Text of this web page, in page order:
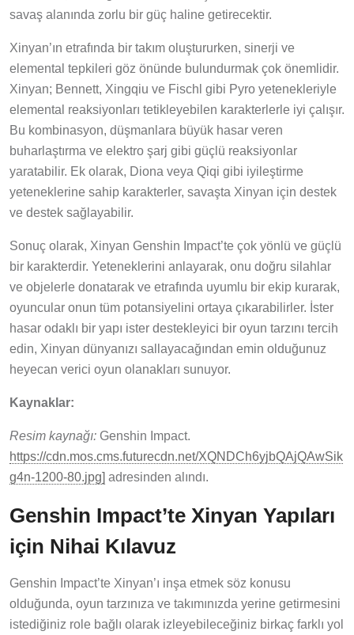
savaş alanında zorlu bir güç haline getirecektir.
Xinyan’ın etrafında bir takım oluştururken, sinerji ve
elemental tepkileri göz önünde bulundurmak çok önemlidir.
Xinyan; Bennett, Xingqiu ve Fischl gibi Pyro yetenekleriyle
elemental reaksiyonları tetikleyebilen karakterlerle iyi çalışır.
Bu kombinasyon, düşmanlara büyük hasar veren
buharlaştırma ve elektro şarj gibi güçlü reaksiyonlar
yaratabilir. Ek olarak, Diona veya Qiqi gibi iyileştirme
yeteneklerine sahip karakterler, savaşta Xinyan için destek
ve destek sağlayabilir.
Sonuç olarak, Xinyan Genshin Impact’te çok yönlü ve güçlü
bir karakterdir. Yeteneklerini anlayarak, onu doğru silahlar
ve objelerle donatarak ve etrafında uyumlu bir ekip kurarak,
oyuncular onun tüm potansiyelini ortaya çıkarabilirler. İster
hasar odaklı bir yapı ister destekleyici bir oyun tarzını tercih
edin, Xinyan dünyanızı sallayacağından emin olduğunuz
heyecan verici oyun olanakları sunuyor.
Kaynaklar:
Resim kaynağı: Genshin Impact.
https://cdn.mos.cms.futurecdn.net/XQNDCh6yjbQAjQAwSik
g4n-1200-80.jpg] adresinden alındı.
Genshin Impact’te Xinyan Yapıları
için Nihai Kılavuz
Genshin Impact’te Xinyan’ı inşa etmek söz konusu
olduğunda, oyun tarzınıza ve takımınızda yerine getirmesini
istediğiniz role bağlı olarak izleyebileceğiniz birkaç farklı yol